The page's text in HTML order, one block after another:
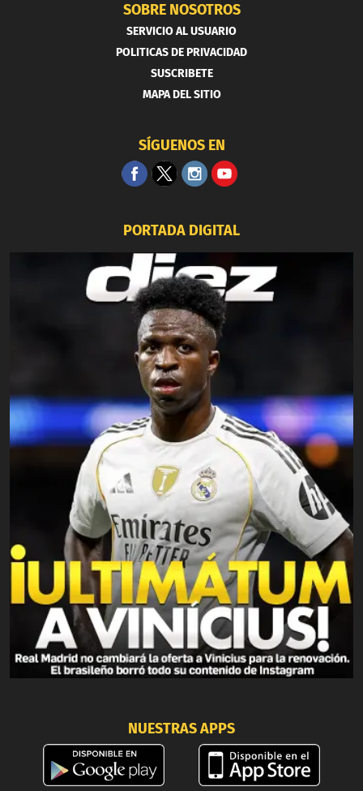
SOBRE NOSOTROS
SERVICIO AL USUARIO
POLITICAS DE PRIVACIDAD
SUSCRIBETE
MAPA DEL SITIO
SÍGUENOS EN
PORTADA DIGITAL
NUESTRAS APPS